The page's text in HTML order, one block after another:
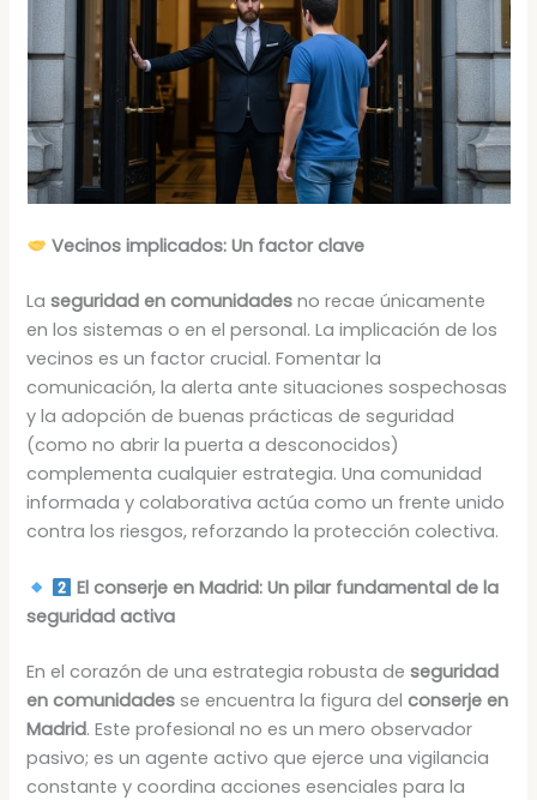
Vecinos implicados: Un factor clave
Laseguridad en comunidades no recae únicamente
en los sistemas o en el personal. La implicación de los
vecinos es un factor crucial. Fomentar la
comunicación, la alerta ante situaciones sospechosas
y la adopción de buenas prácticas de seguridad
(como no abrir la puerta a desconocidos)
complementa cualquier estrategia. Una comunidad
informada y colaborativa actúa como un frente unido
contra los riesgos, reforzando la protección colectiva.
El conserje en Madrid: Un pilar fundamental de la
seguridad activa
En el corazón de una estrategia robusta deseguridad
en comunidades se encuentra la figura delconserje en
Madrid. Este profesional no es un mero observador
pasivo; es un agente activo que ejerce una vigilancia
constante y coordina acciones esenciales para la